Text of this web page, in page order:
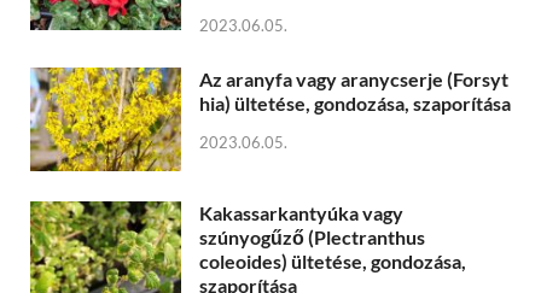
2023.06.05.
Az aranyfa vagy aranycserje (Forsyt
hia) ültetése, gondozása, szaporítása
2023.06.05.
Kakassarkantyúka vagy
szúnyogűző (Plectranthus
coleoides) ültetése, gondozása,
szaporítása